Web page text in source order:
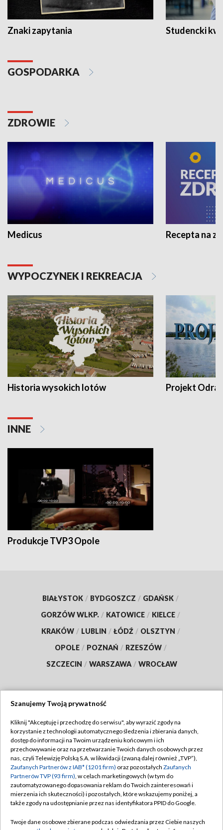
Znaki zapytania Studencki
GOSPODARKA
ZDROWIE
Medicus Recepta na
WYPOCZYNEK I REKREACJA
Historia wysokich lotów Projekt Odra
INNE
Produkcje TVP3 Opole
BIAŁYSTOK / BYDGOSZCZ / GDAŃSK /
GORZÓW WLKP. / KATOWICE / KIELCE /
KRAKÓW / LUBLIN / ŁÓDŹ / OLSZTYN /
OPOLE / POZNAŃ / RZESZÓW /
SZCZECIN / WARSZAWA / WROCŁAW
TVP
Abonament TVP
Emisja w TVP
Centrum informacji TVP
Naziemna Telewizja Cyfrowa
Regulamin TVP
Polityka prywatności
Moje zgody
Pomoc
Szanujemy Twoją prywatność
Kliknij "Akceptuję i przechodzę do serwisu", aby wyrazić zgody na
korzystanie z technologii automatycznego śledzenia i zbierania danych,
dostęp do informacji na Twoim urządzeniu końcowym i ich
przechowywanie oraz na przetwarzanie Twoich danych osobowych przez
nas, czyli Telewizję Polską S.A. w likwidacji (zwaną dalej również „TVP”),
Zaufanych Partnerów z IAB* (1201 firm) oraz pozostałych Zaufanych
Partnerów TVP (93 firm), w celach marketingowych (w tym do
zautomatyzowanego dopasowania reklam do Twoich zainteresowań i
mierzenia ich skuteczności) i pozostałych, które wskazujemy poniżej, a
także zgody na udostępnianie przez nas identyfikatora PPID do Google.
Twoje dane osobowe zbierane podczas odwiedzania przez Ciebie naszych